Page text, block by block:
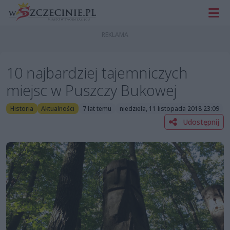
10 najbardziej tajemniczych
miejsc w Puszczy Bukowej
Historia Aktualności 7 lat temu niedziela, 11 listopada 2018 23:09
Udostępnij